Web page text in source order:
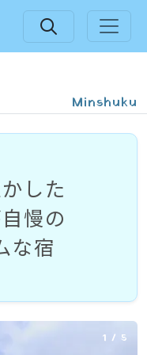
Minshuku
した
自慢の
な宿
1 / 5